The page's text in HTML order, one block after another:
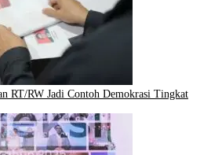
RT/RW Jadi Contoh Demokrasi Tingkat